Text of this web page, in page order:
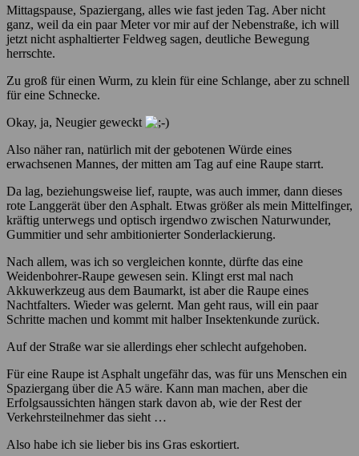
Mittagspause, Spaziergang, alles wie fast jeden Tag. Aber nicht
ganz, weil da ein paar Meter vor mir auf der Nebenstraße, ich will
jetzt nicht asphaltierter Feldweg sagen, deutliche Bewegung
herrschte.
Zu groß für einen Wurm, zu klein für eine Schlange, aber zu schnell
für eine Schnecke.
Okay, ja, Neugier geweckt
Also näher ran, natürlich mit der gebotenen Würde eines
erwachsenen Mannes, der mitten am Tag auf eine Raupe starrt.
Da lag, beziehungsweise lief, raupte, was auch immer, dann dieses
rote Langgerät über den Asphalt. Etwas größer als mein Mittelfinger,
kräftig unterwegs und optisch irgendwo zwischen Naturwunder,
Gummitier und sehr ambitionierter Sonderlackierung.
Nach allem, was ich so vergleichen konnte, dürfte das eine
Weidenbohrer-Raupe gewesen sein. Klingt erst mal nach
Akkuwerkzeug aus dem Baumarkt, ist aber die Raupe eines
Nachtfalters. Wieder was gelernt. Man geht raus, will ein paar
Schritte machen und kommt mit halber Insektenkunde zurück.
Auf der Straße war sie allerdings eher schlecht aufgehoben.
Für eine Raupe ist Asphalt ungefähr das, was für uns Menschen ein
Spaziergang über die A5 wäre. Kann man machen, aber die
Erfolgsaussichten hängen stark davon ab, wie der Rest der
Verkehrsteilnehmer das sieht …
Also habe ich sie lieber bis ins Gras eskortiert.